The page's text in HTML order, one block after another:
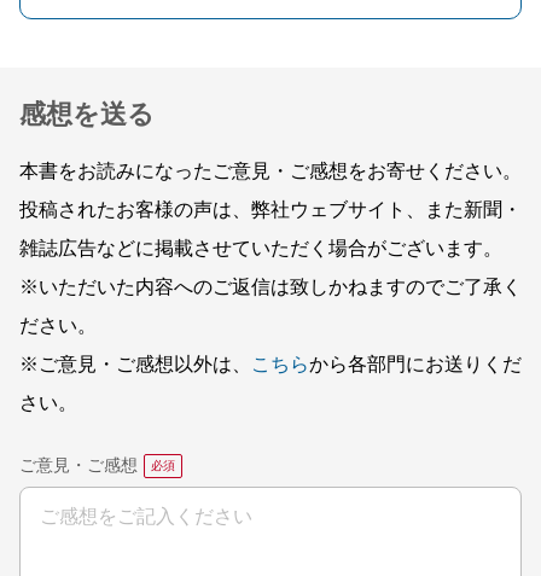
感想を送る
本書をお読みになったご意見・ご感想をお寄せください。
投稿されたお客様の声は、弊社ウェブサイト、また新聞・
雑誌広告などに掲載させていただく場合がございます。
※いただいた内容へのご返信は致しかねますのでご了承く
ださい。
※ご意見・ご感想以外は、
こちらから各部門にお送りくだ
さい。
ご意見・ご感想